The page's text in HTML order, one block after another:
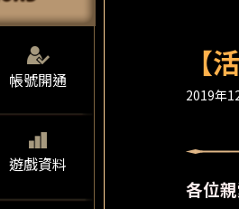
帳號開通
遊戲資料
【
2019年
各位